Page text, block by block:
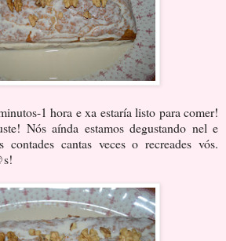
1 hora e xa estaría listo para comer!
Nós aínda estamos degustando nel e
cantas veces o recreades vós.